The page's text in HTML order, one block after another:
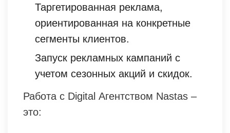
Таргетированная реклама,
ориентированная на конкретные
сегменты клиентов.
Запуск рекламных кампаний с
учетом сезонных акций и скидок.
Работа с Digital Агентством Nastas –
это: